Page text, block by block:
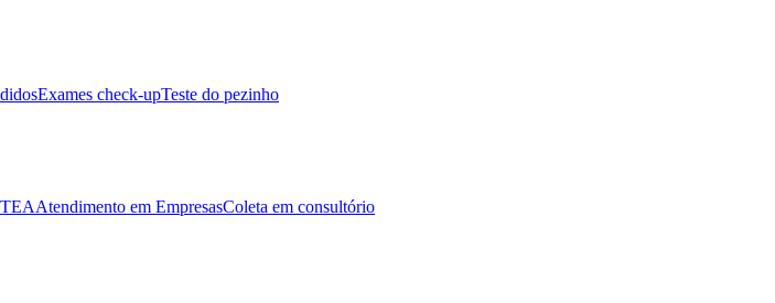
Exames check-upTeste do pezinho
Atendimento em EmpresasColeta em consultório